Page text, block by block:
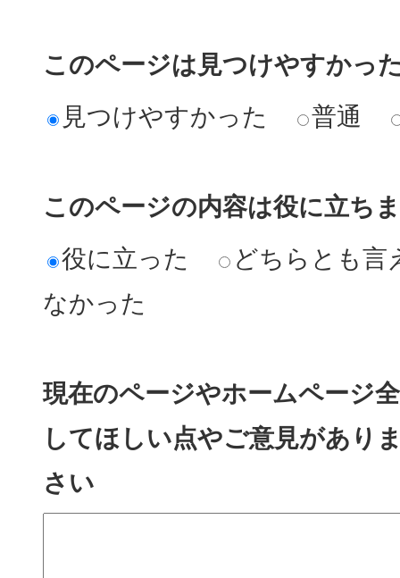
このページは見つけやすかっ
見つけやすかった
普通
このページの内容は役に立ち
役に立った
どちらとも言
なかった
現在のページやホームページ
してほしい点やご意見があり
さい